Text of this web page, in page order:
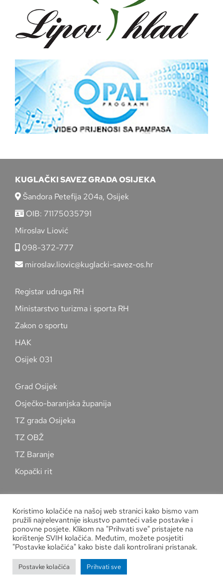
KUGLAČKI SAVEZ GRADA OSIJEKA
Šandora Petefija 204a, Osijek
OIB: 71175035791
Miroslav Liović
098-372-777
miroslav.liovic@kuglacki-savez-os.hr
Registar udruga RH
Ministarstvo turizma i sporta RH
Zakon o sportu
HAK
Osijek 031
Grad Osijek
Osječko-baranjska županija
TZ grada Osijeka
TZ OBŽ
TZ Baranje
Kopački rit
Zaštita osobnih podataka
Copyright
Kuglački savez grada Osijeka
Koristimo kolačiće na našoj web stranici kako bismo vam
pružili najrelevantnije iskustvo pamteći vaše postavke i
ponovne posjete. Klikom na "Prihvati sve" pristajete na
korištenje SVIH kolačića. Međutim, možete posjetiti
"Postavke kolačića" kako biste dali kontrolirani pristanak.
Postavke kolačića Prihvati sve